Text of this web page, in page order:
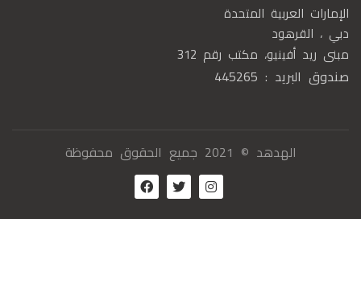
الإمارات العربية المتحدة
دبي ، القرهود
مبنى ريد أفينيو، مكتب رقم 312
صندوق البريد : 445265
الهدهد © 2021 جميع الحقوق محفوظة